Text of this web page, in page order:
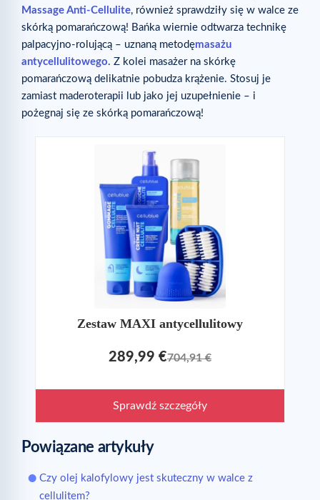
Massage Anti-Cellulite, również sprawdziły się w walce ze
skórką pomarańczową! Bańka wiernie odtwarza technikę
palpacyjno-rolującą – uznaną metodęmasażu
antycellulitowego. Z kolei masażer na skórkę
pomarańczową delikatnie pobudza krążenie. Stosuj je
zamiast maderoterapii lub jako jej uzupełnienie – i
pożegnaj się ze skórką pomarańczową!
Zestaw MAXI antycellulitowy
289,99 €704,91 €
Sprawdź szczegóły
Powiązane artykuły
Czy olej kalofylowy jest skuteczny w walce z
cellulitem?